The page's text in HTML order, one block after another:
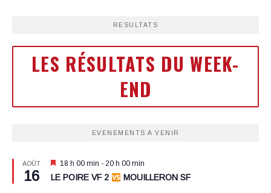
RESULTATS
LES RÉSULTATS DU WEEK-
END
EVENEMENTS A VENIR
AOÛT
16
Mis
en
avant
18 h 00 min - 20 h 00 min
LE POIRE VF 2 MOUILLERON SF